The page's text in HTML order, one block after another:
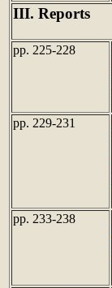
III. Reports
pp. 225-228
pp. 229-231
pp. 233-238